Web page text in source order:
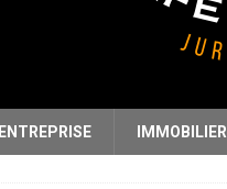
ENTREPRISE IMMOBILIER